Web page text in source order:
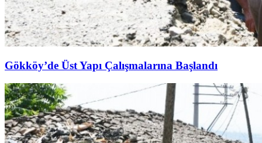
Gökköy’de Üst Yapı Çalışmalarına Başlandı